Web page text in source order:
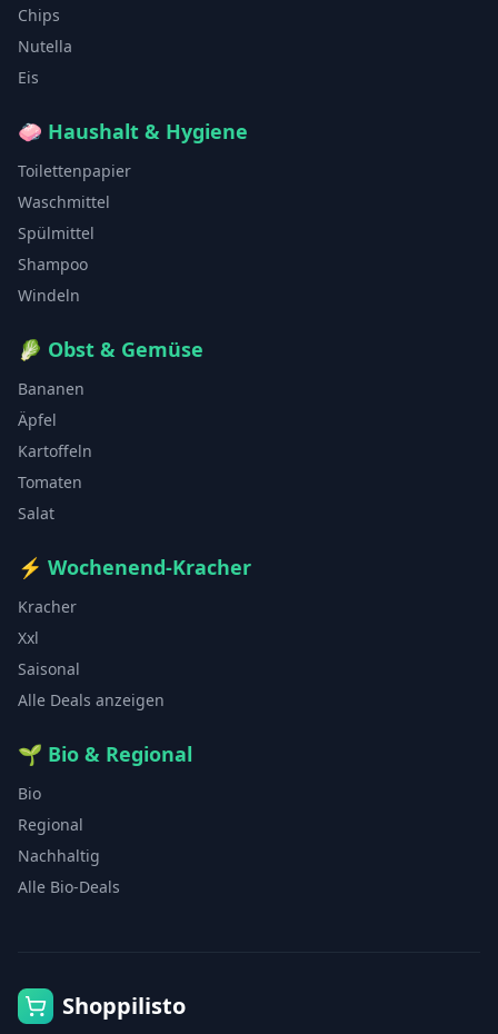
Chips
Nutella
Eis
🧼 Haushalt & Hygiene
Toilettenpapier
Waschmittel
Spülmittel
Shampoo
Windeln
🥬 Obst & Gemüse
Bananen
Äpfel
Kartoffeln
Tomaten
Salat
⚡ Wochenend-Kracher
Kracher
Xxl
Saisonal
Alle Deals anzeigen
🌱 Bio & Regional
Bio
Regional
Nachhaltig
Alle Bio-Deals
Shoppilisto